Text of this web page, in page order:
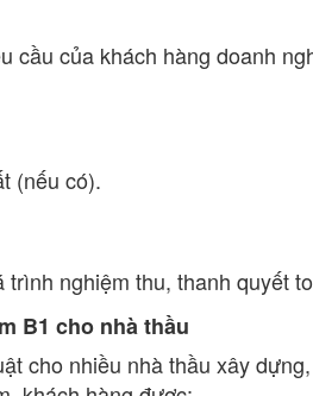
cầu của khách hàng doanh
(nếu có).
nghiệm thu, thanh quyết
B1 cho nhà thầu
cho nhiều nhà thầu xây